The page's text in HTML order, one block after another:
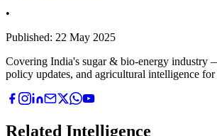
•
Published: 22 May 2025
Covering India's sugar & bio-energy industry
policy updates, and agricultural intelligence for
Related Intelligence